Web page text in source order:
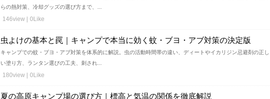
らの熱対策、冷却グッズの選び方まで、...
146view | 0Like
虫よけの基本と罠｜キャンプで本当に効く蚊・ブヨ・アブ対策の決定版
キャンプでの蚊・ブヨ・アブ対策を体系的に解説。虫の活動時間帯の違い、ディートやイカリジン忌避剤の正し
い塗り方、ランタン選びの工夫、刺され...
180view | 0Like
夏の高原キャンプ場の選び方｜標高と気温の関係を徹底解説